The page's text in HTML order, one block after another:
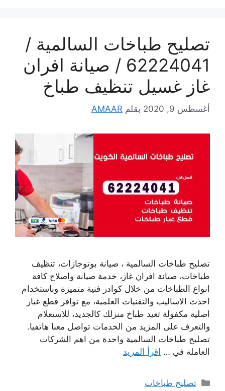
تصليح طباخات السالمية /
62224041 / صيانة افران
غاز غسيل تنظيف طباخ
أغسطس 9, 2020 بقلم AMAAR
تصليح طباخات السالمية ، صيانة بوتوجازات، تنظيف
طباخات، صيانة افران غاز، خدمة صيانة واصلاح كافة
انواع الطباخات من خلال كوادر فنية متميزة وباستخدام
احدث الاساليب والتقنيات العلمية، مع توافر قطع غيار
اصلية مكفولة تعيد طباخ منزلك كالجديد، للاستعلام
والتعرف على المزيد من الخدمات تواصل معنا هاتفيا.
تصليح طباخات السالمية واحدة من اهم الشركات
العاملة في … اقرأ المزيد
التصنيفات
تصليح طباخات